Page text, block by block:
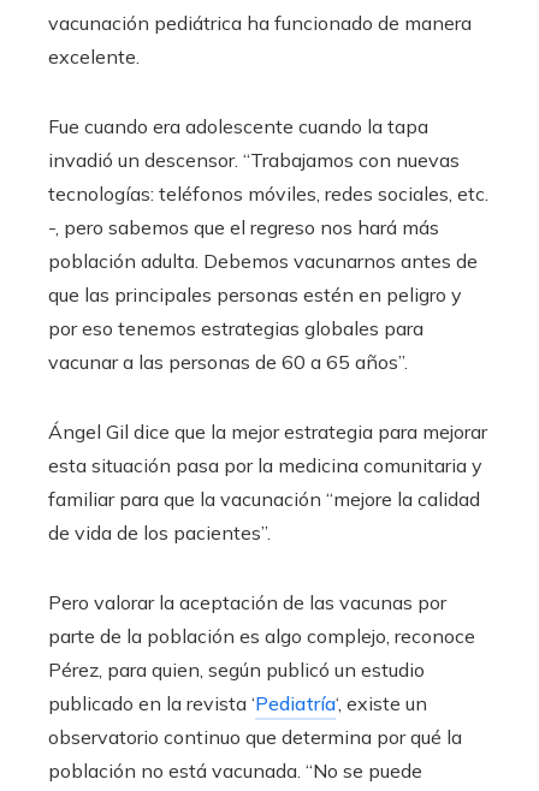
vacunación pediátrica ha funcionado de manera
excelente.
Fue cuando era adolescente cuando la tapa
invadió un descensor. “Trabajamos con nuevas
tecnologías: teléfonos móviles, redes sociales, etc.
-, pero sabemos que el regreso nos hará más
población adulta. Debemos vacunarnos antes de
que las principales personas estén en peligro y
por eso tenemos estrategias globales para
vacunar a las personas de 60 a 65 años”.
Ángel Gil dice que la mejor estrategia para mejorar
esta situación pasa por la medicina comunitaria y
familiar para que la vacunación “mejore la calidad
de vida de los pacientes”.
Pero valorar la aceptación de las vacunas por
parte de la población es algo complejo, reconoce
Pérez, para quien, según publicó un estudio
publicado en la revista ‘Pediatría‘, existe un
observatorio continuo que determina por qué la
población no está vacunada. “No se puede